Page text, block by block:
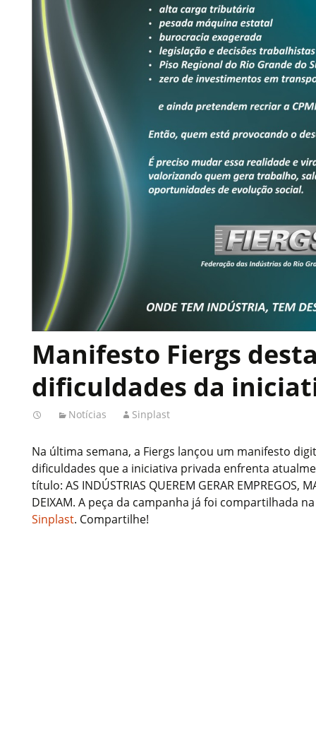
Manifesto Fiergs
dificuldades da
Notícias Sinplast
Na última semana, a Fiergs lançou um manifesto
dificuldades que a iniciativa privada enfrenta
título: AS INDÚSTRIAS QUEREM GERAR EMPREGOS,
DEIXAM. A peça da campanha já foi compartilhada
Sinplast. Compartilhe!